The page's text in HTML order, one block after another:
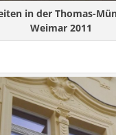
in der Thomas-
Weimar 2011